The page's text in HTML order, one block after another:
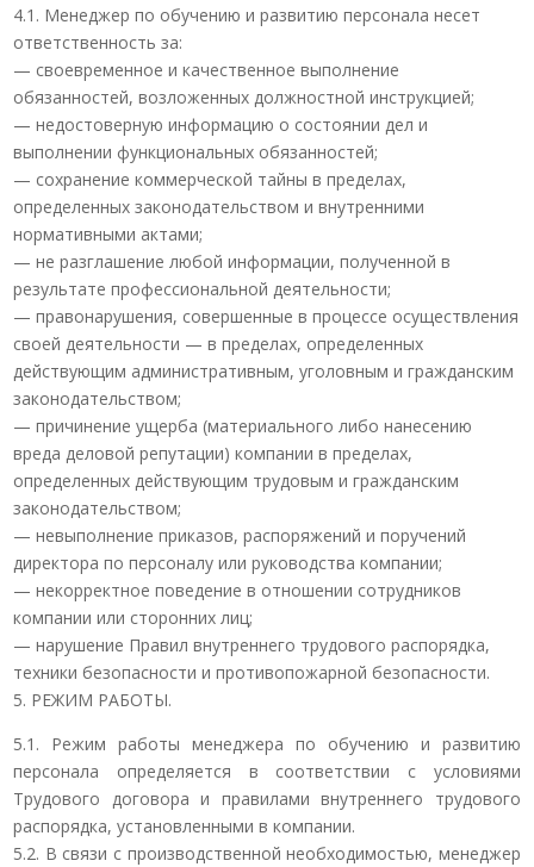
4.1. Менеджер по обучению и развитию персонала несет
ответственность за:
— своевременное и качественное выполнение
обязанностей, возложенных должностной инструкцией;
— недостоверную информацию о состоянии дел и
выполнении функциональных обязанностей;
— сохранение коммерческой тайны в пределах,
определенных законодательством и внутренними
нормативными актами;
— не разглашение любой информации, полученной в
результате профессиональной деятельности;
— правонарушения, совершенные в процессе осуществления
своей деятельности — в пределах, определенных
действующим административным, уголовным и гражданским
законодательством;
— причинение ущерба (материального либо нанесению
вреда деловой репутации) компании в пределах,
определенных действующим трудовым и гражданским
законодательством;
— невыполнение приказов, распоряжений и поручений
директора по персоналу или руководства компании;
— некорректное поведение в отношении сотрудников
компании или сторонних лиц;
— нарушение Правил внутреннего трудового распорядка,
техники безопасности и противопожарной безопасности.
5. РЕЖИМ РАБОТЫ.
5.1. Режим работы менеджера по обучению и развитию
персонала определяется в соответствии с условиями
Трудового договора и правилами внутреннего трудового
распорядка, установленными в компании.
5.2. В связи с производственной необходимостью, менеджер